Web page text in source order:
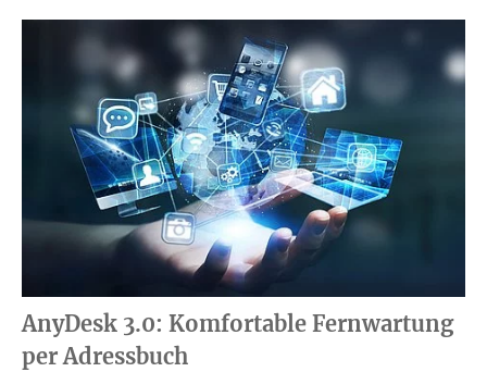
AnyDesk 3.0: Komfortable Fernwartung
per Adressbuch